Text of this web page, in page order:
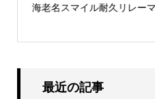
海老名スマイル耐久リレー
最近の記事